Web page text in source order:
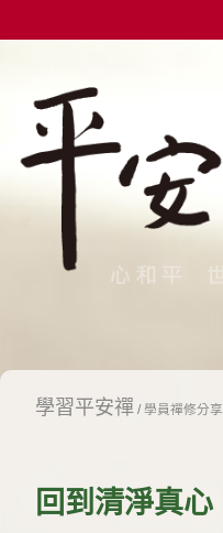
學習平安禪/學員禪修分享
回到清淨真心